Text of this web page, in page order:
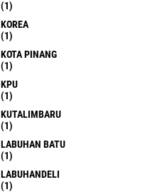
(1)
KOREA
(1)
KOTA PINANG
(1)
KPU
(1)
KUTALIMBARU
(1)
LABUHAN BATU
(1)
LABUHANDELI
(1)